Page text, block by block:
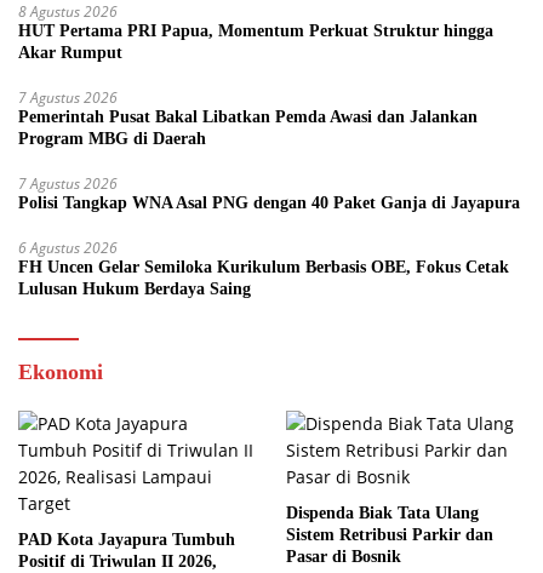
8 Agustus 2026
HUT Pertama PRI Papua, Momentum Perkuat Struktur hingga
Akar Rumput
7 Agustus 2026
Pemerintah Pusat Bakal Libatkan Pemda Awasi dan Jalankan
Program MBG di Daerah
7 Agustus 2026
Polisi Tangkap WNA Asal PNG dengan 40 Paket Ganja di Jayapura
6 Agustus 2026
FH Uncen Gelar Semiloka Kurikulum Berbasis OBE, Fokus Cetak
Lulusan Hukum Berdaya Saing
Ekonomi
PAD Kota Jayapura Tumbuh
Positif di Triwulan II 2026,
Dispenda Biak Tata Ulang
Sistem Retribusi Parkir dan
Pasar di Bosnik